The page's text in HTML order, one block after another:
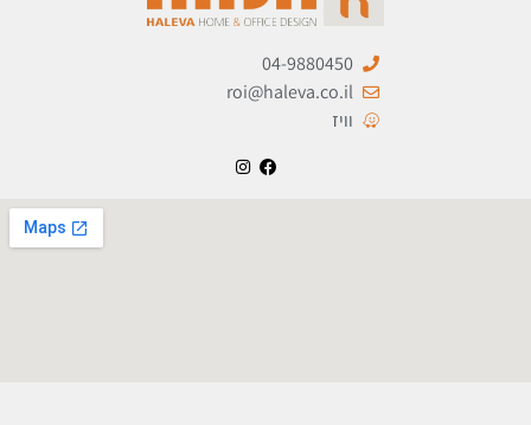
04-9880450
roi@haleva.co.il
וויז